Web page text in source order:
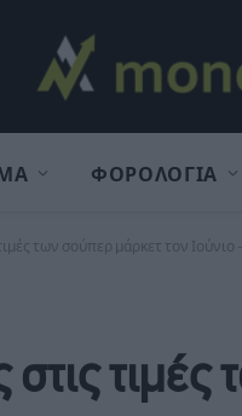
ΦΟΡΟΛΟΓΙΑ
των σούπερ μάρκετ τον